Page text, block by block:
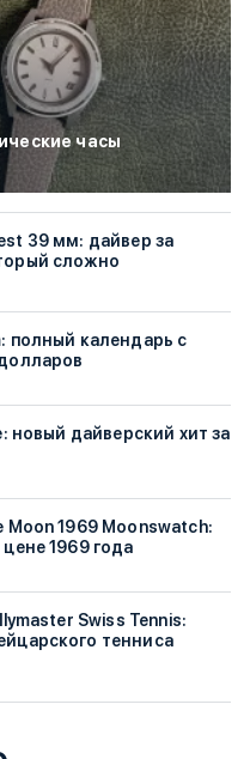
часы
39 мм: дайвер за
сложно
полный календарь с
новый дайверский хит за
Moon 1969 Moonswatch:
1969 года
Swiss Tennis:
тенниса